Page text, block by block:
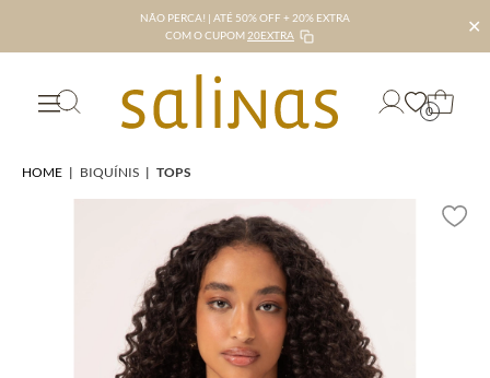
NÃO PERCA! | ATÉ 50% OFF + 20% EXTRA
COM O CUPOM 20EXTRA ✕
0
HOME | BIQUÍNIS | TOPS